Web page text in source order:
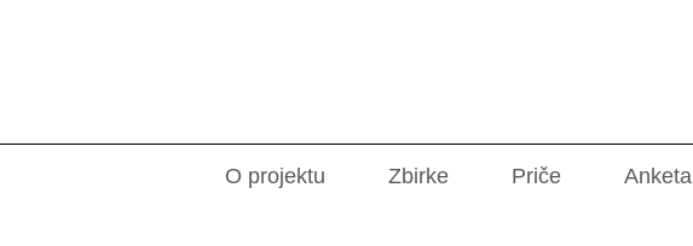
O projektu Zbirke Priče Anketa